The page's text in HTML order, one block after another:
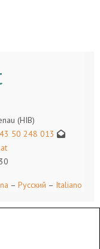
(HIB)
50 248 013
– Русский – Italiano